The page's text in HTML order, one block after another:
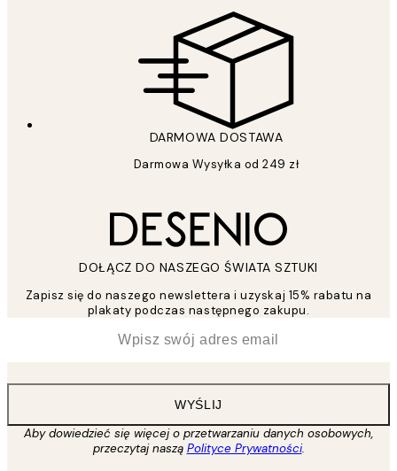
DARMOWA DOSTAWA
Darmowa Wysyłka od 249 zł
DOŁĄCZ DO NASZEGO ŚWIATA SZTUKI
Zapisz się do naszego newslettera i uzyskaj 15% rabatu na
plakaty podczas następnego zakupu.
WYŚLIJ
Aby dowiedzieć się więcej o przetwarzaniu danych osobowych,
przeczytaj naszą Polityce Prywatności.